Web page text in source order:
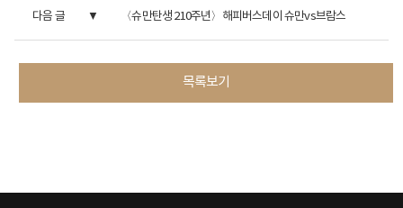
다음 글 〈슈만탄생 210주년〉해피버스데이 슈만vs브람스
목록보기